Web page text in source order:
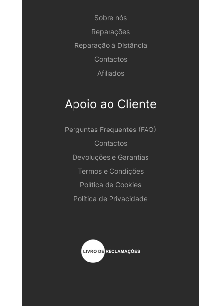
Sobre nós
Reparações
Reparação à Distância
Contactos
Afiliados
Apoio ao Cliente
Perguntas Frequentes (FAQ)
Contactos
Devoluções e Garantias
Termos e Condições
Política de Cookies
Política de Privacidade